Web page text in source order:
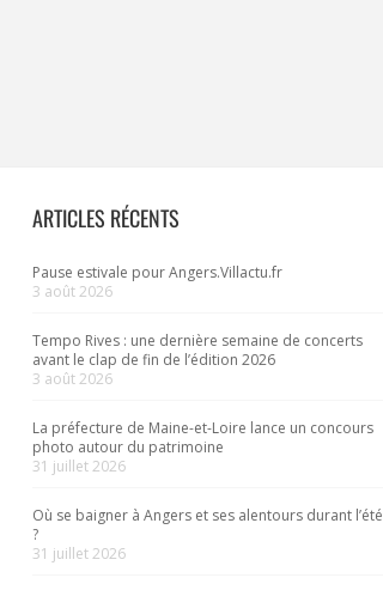
ARTICLES RÉCENTS
Pause estivale pour Angers.Villactu.fr
3 août 2026
Tempo Rives : une dernière semaine de concerts
avant le clap de fin de l’édition 2026
3 août 2026
La préfecture de Maine-et-Loire lance un concours
photo autour du patrimoine
31 juillet 2026
Où se baigner à Angers et ses alentours durant l’été
?
31 juillet 2026